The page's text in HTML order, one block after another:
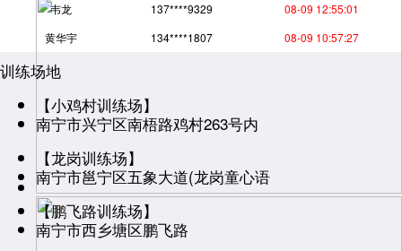
韦龙
137****9329
08-09 12:55:01
黄华宇
134****1807 08-09 10:57:27
训练场地
【小鸡村训练场】
南宁市兴宁区南梧路鸡村263号内
【龙岗训练场】
南宁市邕宁区五象大道(龙岗童心语
【鹏飞路训练场】
南宁市西乡塘区鹏飞路